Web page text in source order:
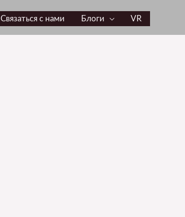
Связаться с нами Блоги VR